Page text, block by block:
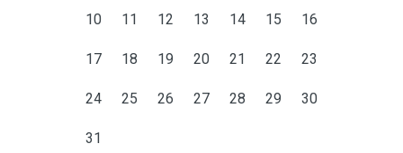
10 11 12 13 14 15 16
17 18 19 20 21 22 23
24 25 26 27 28 29 30
31